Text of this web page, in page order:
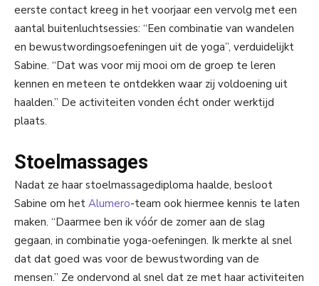
eerste contact kreeg in het voorjaar een vervolg met een
aantal buitenluchtsessies: “Een combinatie van wandelen
en bewustwordingsoefeningen uit de yoga”, verduidelijkt
Sabine. “Dat was voor mij mooi om de groep te leren
kennen en meteen te ontdekken waar zij voldoening uit
haalden.” De activiteiten vonden écht onder werktijd
plaats.
Stoelmassages
Nadat ze haar stoelmassagediploma haalde, besloot
Sabine om het Alumero-team ook hiermee kennis te laten
maken. “Daarmee ben ik vóór de zomer aan de slag
gegaan, in combinatie yoga-oefeningen. Ik merkte al snel
dat dat goed was voor de bewustwording van de
mensen.” Ze ondervond al snel dat ze met haar activiteiten